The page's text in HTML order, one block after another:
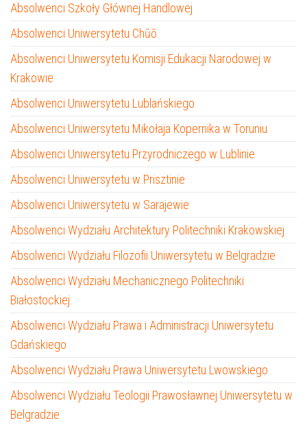
Absolwenci Szkoły Głównej Handlowej
Absolwenci Uniwersytetu Chūō
Absolwenci Uniwersytetu Komisji Edukacji Narodowej w
Krakowie
Absolwenci Uniwersytetu Lublańskiego
Absolwenci Uniwersytetu Mikołaja Kopernika w Toruniu
Absolwenci Uniwersytetu Przyrodniczego w Lublinie
Absolwenci Uniwersytetu w Prisztinie
Absolwenci Uniwersytetu w Sarajewie
Absolwenci Wydziału Architektury Politechniki Krakowskiej
Absolwenci Wydziału Filozofii Uniwersytetu w Belgradzie
Absolwenci Wydziału Mechanicznego Politechniki
Białostockiej
Absolwenci Wydziału Prawa i Administracji Uniwersytetu
Gdańskiego
Absolwenci Wydziału Prawa Uniwersytetu Lwowskiego
Absolwenci Wydziału Teologii Prawosławnej Uniwersytetu w
Belgradzie